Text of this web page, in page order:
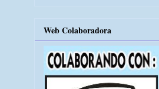
Web Colaboradora